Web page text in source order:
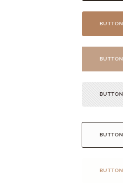
BUTTON
BUTTON
BUTTON
BUTTON
BUTTON